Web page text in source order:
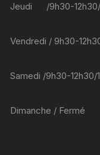
Jeudi /9h30-12h30/
Vendredi / 9h30-
Samedi /9h30-12h30/
Dimanche / Fermé